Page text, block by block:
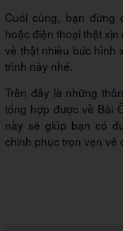
Cuối cùng, bạn đừng
hoặc điện thoại thật xịn
về thật nhiều bức hình
trình này nhé.
Trên đây là những
tổng hợp được về Bãi
này sẽ giúp bạn có
chinh phục trọn vẹn vẻ